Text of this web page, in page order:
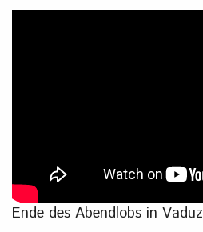
Ende des Abendlobs in Vaduz